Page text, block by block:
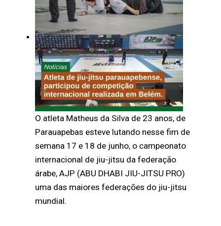
O atleta Matheus da Silva de 23 anos, de
Parauapebas esteve lutando nesse fim de
semana 17 e 18 de junho, o campeonato
internacional de jiu-jitsu da federação
árabe, AJP (ABU DHABI JIU-JITSU PRO)
uma das maiores federações do jiu-jitsu
mundial.